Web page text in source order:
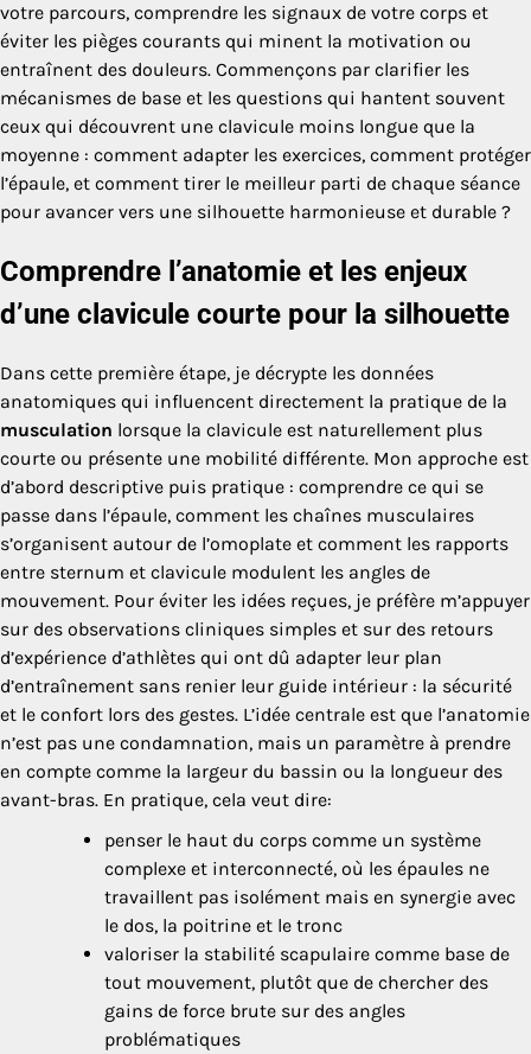
votre parcours, comprendre les signaux de votre corps et
éviter les pièges courants qui minent la motivation ou
entraînent des douleurs. Commençons par clarifier les
mécanismes de base et les questions qui hantent souvent
ceux qui découvrent une clavicule moins longue que la
moyenne : comment adapter les exercices, comment protéger
l’épaule, et comment tirer le meilleur parti de chaque séance
pour avancer vers une silhouette harmonieuse et durable ?
Comprendre l’anatomie et les enjeux
d’une clavicule courte pour la silhouette
Dans cette première étape, je décrypte les données
anatomiques qui influencent directement la pratique de la
musculation lorsque la clavicule est naturellement plus
courte ou présente une mobilité différente. Mon approche est
d’abord descriptive puis pratique : comprendre ce qui se
passe dans l’épaule, comment les chaînes musculaires
s’organisent autour de l’omoplate et comment les rapports
entre sternum et clavicule modulent les angles de
mouvement. Pour éviter les idées reçues, je préfère m’appuyer
sur des observations cliniques simples et sur des retours
d’expérience d’athlètes qui ont dû adapter leur plan
d’entraînement sans renier leur guide intérieur : la sécurité
et le confort lors des gestes. L’idée centrale est que l’anatomie
n’est pas une condamnation, mais un paramètre à prendre
en compte comme la largeur du bassin ou la longueur des
avant-bras. En pratique, cela veut dire:
penser le haut du corps comme un système
complexe et interconnecté, où les épaules ne
travaillent pas isolément mais en synergie avec
le dos, la poitrine et le tronc
valoriser la stabilité scapulaire comme base de
tout mouvement, plutôt que de chercher des
gains de force brute sur des angles
problématiques